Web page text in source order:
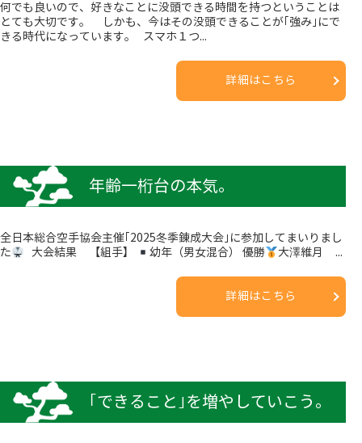
何でも良いので、好きなことに没頭できる時間を持つということは
とても大切です。 しかも、今はその没頭できることが｢強み｣にで
きる時代になっています。 スマホ１つ...
詳細はこちら
年齢一桁台の本気。
全日本総合空手協会主催｢2025冬季錬成大会｣に参加してまいりまし
た
大会結果 【組手】 幼年（男女混合） 優勝 大澤維月 ...
詳細はこちら
｢できること｣を増やしていこう。